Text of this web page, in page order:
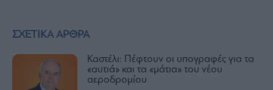
ΣΧΕΤΙΚΑ ΑΡΘΡΑ
Καστέλι: Πέφτουν οι υπογραφές για τα
«αυτιά» και τα «μάτια» του νέου
αεροδρομίου